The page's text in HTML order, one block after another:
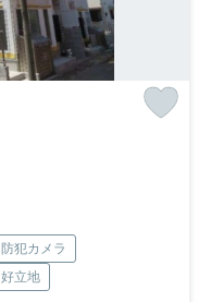
防犯カメラ
好立地